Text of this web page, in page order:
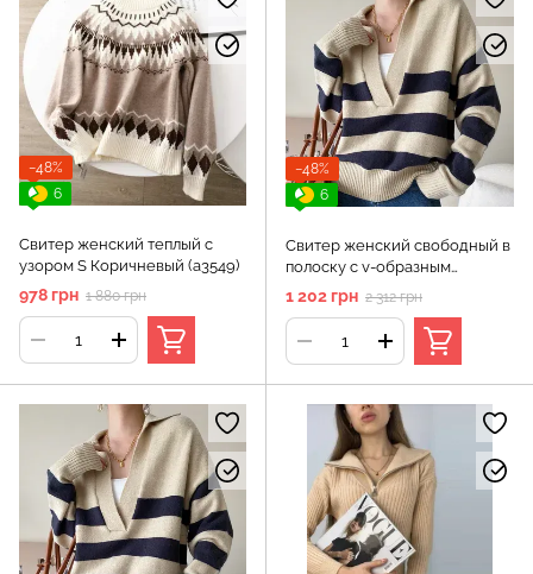
−48%
6
Свитер женский теплый с
узором S Коричневый (а3549)
978 грн 1 880 грн
−48%
6
Свитер женский свободный в
полоску с v-образным
1 202 грн 2 312 грн